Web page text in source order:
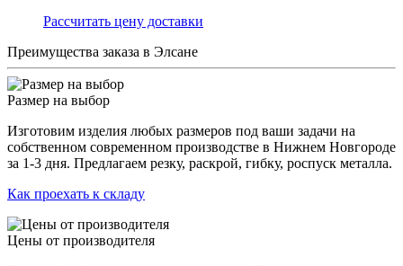
Раcсчитать цену доставки
Преимущества заказа в Элсане
Размер на выбор
Изготовим изделия любых размеров под ваши задачи на
собственном современном производстве в Нижнем Новгороде
за 1-3 дня. Предлагаем резку, раскрой, гибку, роспуск металла.
Как проехать к складу
Цены от производителя